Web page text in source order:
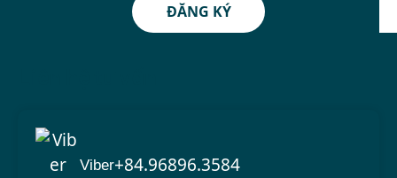
ĐĂNG KÝ
Viber+84.96896.3584